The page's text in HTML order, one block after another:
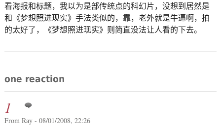
看海报和标题，我以为是部传统点的科幻片，没想到居然是
和《梦想照进现实》手法类似的，靠，老外就是牛逼啊，拍
的太好了，《梦想照进现实》则简直没法让人看的下去。
one reaction
1
From Ray - 08/01/2008, 22:26